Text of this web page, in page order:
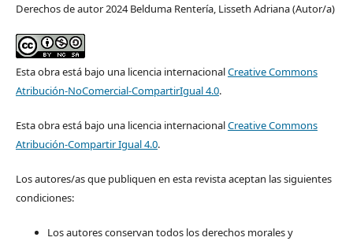
Derechos de autor 2024 Belduma Rentería, Lisseth Adriana (Autor/a)
Esta obra está bajo una licencia internacionalCreative Commons
Atribución-NoComercial-CompartirIgual 4.0.
Esta obra está bajo una licencia internacionalCreative Commons
Atribución-Compartir Igual 4.0.
Los autores/as que publiquen en esta revista aceptan las siguientes
condiciones:
Los autores conservan todos los derechos morales y